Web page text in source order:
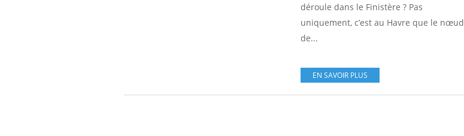
déroule dans le Finistère ? Pas
uniquement, c’est au Havre que le nœud
de...
EN SAVOIR PLUS